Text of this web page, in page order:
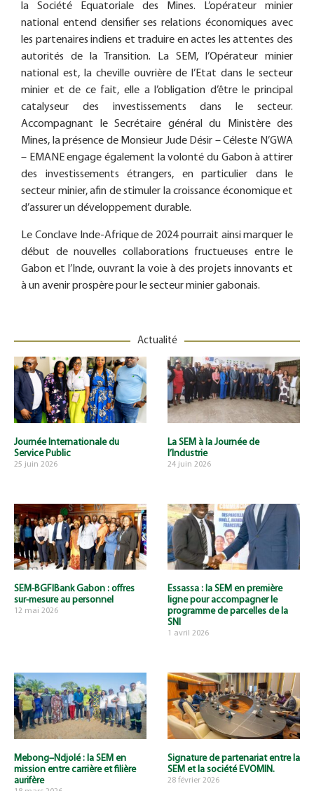
la Société Equatoriale des Mines. L’opérateur minier
national entend densifier ses relations économiques avec
les partenaires indiens et traduire en actes les attentes des
autorités de la Transition. La SEM, l’Opérateur minier
national est, la cheville ouvrière de l’Etat dans le secteur
minier et de ce fait, elle a l’obligation d’être le principal
catalyseur des investissements dans le secteur.
Accompagnant le Secrétaire général du Ministère des
Mines, la présence de Monsieur Jude Désir – Céleste N’GWA
– EMANE engage également la volonté du Gabon à attirer
des investissements étrangers, en particulier dans le
secteur minier, afin de stimuler la croissance économique et
d’assurer un développement durable.
Le Conclave Inde-Afrique de 2024 pourrait ainsi marquer le
début de nouvelles collaborations fructueuses entre le
Gabon et l’Inde, ouvrant la voie à des projets innovants et
à un avenir prospère pour le secteur minier gabonais.
Actualité
Journée Internationale du
Service Public
25 juin 2026
La SEM à la Journée de
l’Industrie
24 juin 2026
SEM-BGFIBank Gabon : offres
sur-mesure au personnel
12 mai 2026
Essassa : la SEM en première
ligne pour accompagner le
programme de parcelles de la
SNI
1 avril 2026
Mebong–Ndjolé : la SEM en
mission entre carrière et filière
aurifère
Signature de partenariat entre la
SEM et la société EVOMIN.
28 février 2026